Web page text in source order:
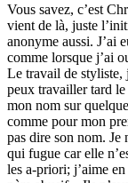
Vous savez, c’est
vient de là, juste
anonyme aussi. J’ai
comme lorsque j’ai
Le travail de styliste,
peux travailler tard le
mon nom sur
comme pour mon
pas dire son nom. Je
qui fugue car elle
les a-priori; j’aime